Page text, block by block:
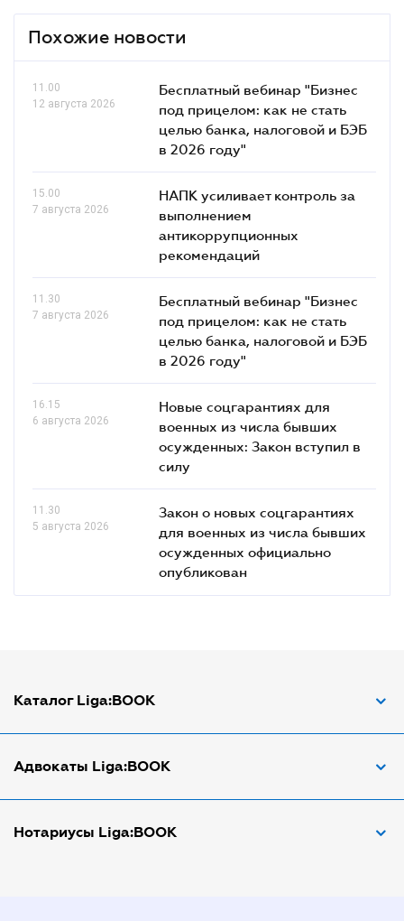
Похожие новости
11.00
12 августа 2026
Бесплатный вебинар "Бизнес
под прицелом: как не стать
целью банка, налоговой и БЭБ
в 2026 году"
15.00
7 августа 2026
НАПК усиливает контроль за
выполнением
антикоррупционных
рекомендаций
11.30
7 августа 2026
Бесплатный вебинар "Бизнес
под прицелом: как не стать
целью банка, налоговой и БЭБ
в 2026 году"
16.15
6 августа 2026
Новые соцгарантиях для
военных из числа бывших
осужденных: Закон вступил в
силу
11.30
5 августа 2026
Закон о новых соцгарантиях
для военных из числа бывших
осужденных официально
опубликован
Каталог Liga:BOOK
Адвокат по трудовым спорам
Арбитражный управляющий
Адвокаты Liga:BOOK
Адвокаты в Днепре
Нотариусы Liga:BOOK